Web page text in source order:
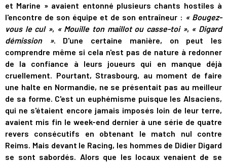
et Marine » avaient entonné plusieurs chants hostiles à
l'encontre de son équipe et de son entraîneur : « Bougez-
vous le cul », « Mouille ton maillot ou casse-toi », « Digard
démission ». D'une certaine manière, on peut les
comprendre même si cela n'est pas de nature à redonner
de la confiance à leurs joueurs qui en manque déjà
cruellement. Pourtant, Strasbourg, au moment de faire
une halte en Normandie, ne se présentait pas au meilleur
de sa forme. C'est un euphémisme puisque les Alsaciens,
qui ne s'étaient encore jamais imposés loin de leur terre,
avaient mis fin le week-end dernier à une série de quatre
revers consécutifs en obtenant le match nul contre
Reims. Mais devant le Racing, les hommes de Didier Digard
se sont sabordés. Alors que les locaux venaient de se